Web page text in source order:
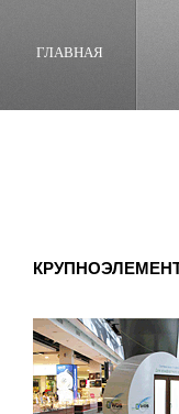
ГЛАВНАЯ